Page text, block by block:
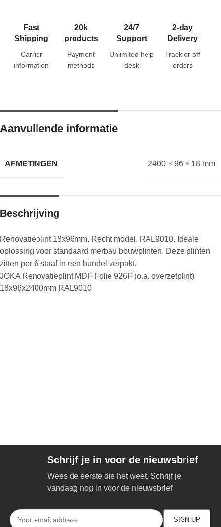
Fast
Shipping
Carrier
information
20k
products
Payment
methods
24/7
Support
Unlimited help
desk
2-day
Delivery
Track or off
orders
Aanvullende informatie
AFMETINGEN 2400 × 96 × 18 mm
Beschrijving
Renovatieplint 18x96mm. Recht model. RAL9010. Ideale
oplossing voor standaard merbau bouwplinten. Deze plinten
zitten per 6 staaf in een bundel verpakt.
JOKA Renovatieplint MDF Folie 926F (o.a. overzetplint)
18x96x2400mm RAL9010
Schrijf je in voor de nieuwsbrief
Wees de eerste die het weet. Schrijf je
vandaag nog in voor de nieuwsbrief